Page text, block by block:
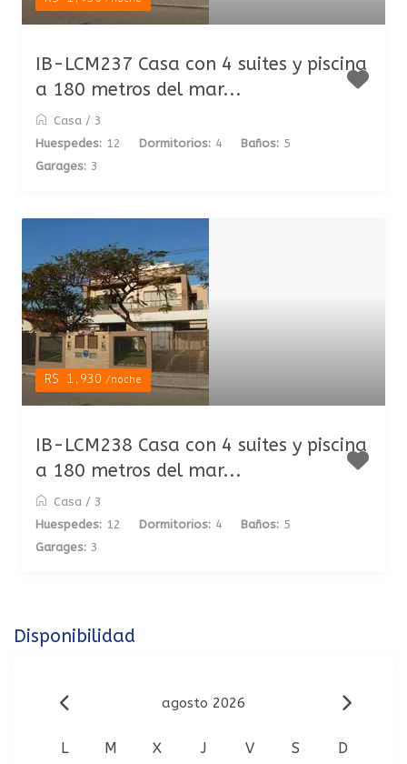
IB-LCM237 Casa con 4 suites y piscina
a 180 metros del mar...
Casa / 3
Huespedes: 12 Dormitorios: 4 Baños: 5
Garages: 3
R$ 1,930/noche
IB-LCM238 Casa con 4 suites y piscina
a 180 metros del mar...
Casa / 3
Huespedes: 12 Dormitorios: 4 Baños: 5
Garages: 3
Disponibilidad
agosto 2026
L M X J V S D